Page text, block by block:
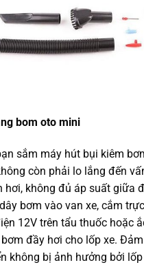
bom oto mini
sắm máy hút bụi kiêm
còn phải lo lắng đến
hơi, không đủ áp suất giữa
bơm vào van xe, cắm
12V trên tẩu thuốc hoặc
đầy hơi cho lốp xe.
không bị ảnh hưởng bởi